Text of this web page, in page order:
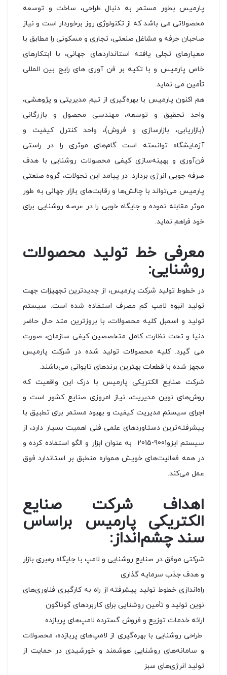
پارمیس بطور مستمر به دنبال طراحی، ساخت و توسعه
محصولاتی می باشد كه از تكنولوژی روز برخوردار است و نیاز
صاحبان حرفه و مشاغل صنعتی، تجاری و مسكونی را مطابق با
معیارهای تجلی یافته استانداردهای جهانی، با ابتکارهای
خاص پارمیس و با تكیه بر فن آوری های رایج بین المللی
تأمین می نماید.
هم اکنون پارمیس با بهره‌گیری از تیم مدیریتی و پژوهشی،
واحد تحقیق و توسعه، مهندسی محصول و بازرگانی
(بازاریابی، بازارسازی و فروش)، واحد کنترل کیفیت و
آزمایشگاه توانسته است گام‌های موثری را در راستی
فن‌آوری و بهینه‌سازی کیفی محصولات روشنایی با هدف
صرفه جویی انرژی بردارد. در پیامد این تحولات، گروه صنعتی
پارمیس می‌تواند با چالش‌ها و رقابت‌های بازار جهانی به طور
موثر مقابله نموده و جایگاه خوبی را در عرصه روشنایی برای
خود فراهم نماید.
معرفی خط تولید محصولات
روشنایی:
در خطوط تولید شرکت پارمیس، از جدیدترین تجهیزات جهت
تولید انبوه لامپ کم مصرف استفاده شده است. سیستم
تولید و اسمبل کلیه محصولات، با بروزترین متد حال حاضر
دنیا و تحت نظارت کامل متخصصین کیفی سازمان، صورت
می گیرد. کلیه محصولات تولید شده در شرکت پارمیس
مجهز شده با قطعات بهترین برندهای تایوانی می‌باشند.
شرکت صنایع الکتریکی پارمیس با درک این واقعیت که
روش‌های نوین مدیریت، نیاز امروزی صنایع کشور است و
اجرای سیستم مدیریت کیفیت و بهبود مستمر برای تطبیق با
پیشرفته‌ترین دستاوردهای علمی فنی اهمیت بسیار دارد، از
سیستم ایزو9001-2015 به عنوان ابزار و الگو استفاده کرده و
در همه فعالیت‌های خویش همواره منطبق بر استاندارد فوق
عمل می‌کند.
اهداف شرکت صنایع
الکتریکی پارمیس براساس
سند چشم‌انداز:
شرکتی موفق در صنایع روشنایی و لامپ با جایگاه رهبری بازار
و هدف جذب سرمایه گذاری
راه‌اندازی خطوط تولید پیشرفته از راه به کارگیری فناوری‌های
نوین تولید و تأمین روشنایی برای کاربردهای گوناگون
ارائه خدمات توزیع و فروش گسترده لامپ‌های پربازده
طراحی روشنایی با بهره‌گیری از لامپ‌های پربازده، محصولات
و سامانه‌های روشنایی هوشمند و خورشیدی در حمایت از
تولید انرژی‌های سبز